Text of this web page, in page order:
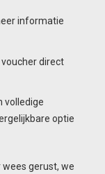
informatie
direct
volledige
optie
gerust, we